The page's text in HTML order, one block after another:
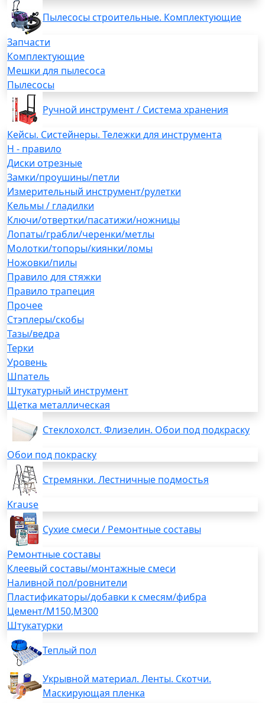
Пылесосы строительные. Комплектующие
Запчасти
Комплектующие
Мешки для пылесоса
Пылесосы
Ручной инструмент / Система хранения
Кейсы. Систейнеры. Тележки для инструмента
H - правило
Диски отрезные
Замки/проушины/петли
Измерительный инструмент/рулетки
Кельмы / гладилки
Ключи/отвертки/пасатижи/ножницы
Лопаты/грабли/черенки/метлы
Молотки/топоры/киянки/ломы
Ножовки/пилы
Правило для стяжки
Правило трапеция
Прочее
Стэплеры/скобы
Тазы/ведра
Терки
Уровень
Шпатель
Штукатурный инструмент
Щетка металлическая
Стеклохолст. Флизелин. Обои под подкраску
Обои под покраску
Стремянки. Лестничные подмостья
Krause
Сухие смеси / Ремонтные составы
Ремонтные составы
Клеевый составы/монтажные смеси
Наливной пол/ровнители
Пластификаторы/добавки к смесям/фибра
Цемент/М150,М300
Штукатурки
Теплый пол
Укрывной материал. Ленты. Скотчи.
Маскирующая пленка